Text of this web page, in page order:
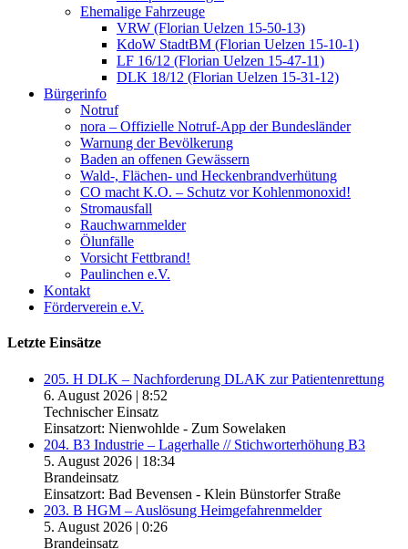
Ehemalige Fahrzeuge
VRW (Florian Uelzen 15-50-13)
KdoW StadtBM (Florian Uelzen 15-10-1)
LF 16/12 (Florian Uelzen 15-47-11)
DLK 18/12 (Florian Uelzen 15-31-12)
Bürgerinfo
Notruf
nora – Offizielle Notruf-App der Bundesländer
Warnung der Bevölkerung
Baden an offenen Gewässern
Wald-, Flächen- und Heckenbrandverhütung
CO macht K.O. – Schutz vor Kohlenmonoxid!
Stromausfall
Rauchwarnmelder
Ölunfälle
Vorsicht Fettbrand!
Paulinchen e.V.
Kontakt
Förderverein e.V.
Letzte Einsätze
205. H DLK – Nachforderung DLAK zur Patientenrettung
6. August 2026 | 8:52
Technischer Einsatz
Einsatzort: Nienwohlde - Zum Sowelaken
204. B3 Industrie – Lagerhalle // Stichworterhöhung B3
5. August 2026 | 18:34
Brandeinsatz
Einsatzort: Bad Bevensen - Klein Bünstorfer Straße
203. B HGM – Auslösung Heimgefahrenmelder
5. August 2026 | 0:26
Brandeinsatz